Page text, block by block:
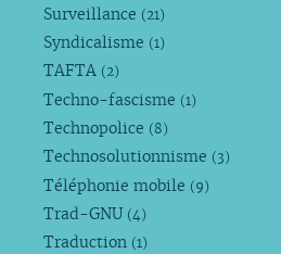
Surveillance (21)
Syndicalisme (1)
TAFTA (2)
Techno-fascisme (1)
Technopolice (8)
Technosolutionnisme (3)
Téléphonie mobile (9)
Trad-GNU (4)
Traduction (1)